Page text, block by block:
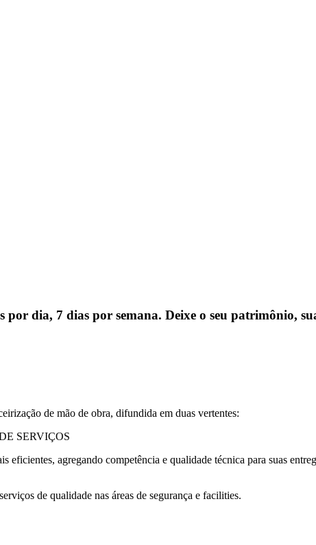
por dia, 7 dias por semana. Deixe o seu patrimônio,
de mão de obra, difundida em duas vertentes:
SERVIÇOS
eficientes, agregando competência e qualidade técnica para suas
de qualidade nas áreas de segurança e facilities.